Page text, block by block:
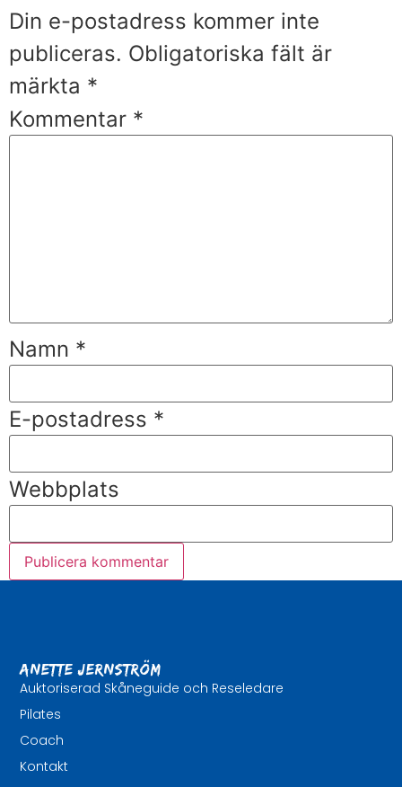
Din e-postadress kommer inte
publiceras. Obligatoriska fält är
märkta *
Kommentar *
Namn *
E-postadress *
Webbplats
Anette Jernström
Auktoriserad Skåneguide och Reseledare
Pilates
Coach
Kontakt